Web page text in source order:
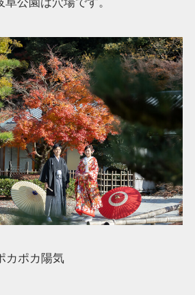
公園は穴場です。
カポカ陽気